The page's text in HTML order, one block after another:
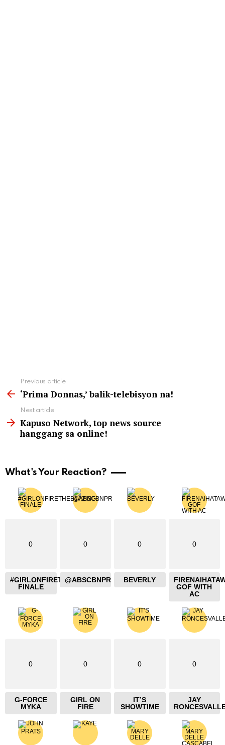
more
Previous article
‘Prima Donnas,’ balik-telebisyon na!
Next article
Kapuso Network, top news source
hanggang sa online!
What's Your Reaction?
0
#GIRLONFIRETHEBLAZING
FINALE
0
@ABSCBNPR
0
BEVERLY
0
GOF WITH
AC
0
G-FORCE
MYKA
0
GIRL ON
FIRE
0
IT’S
SHOWTIME
0
JAY